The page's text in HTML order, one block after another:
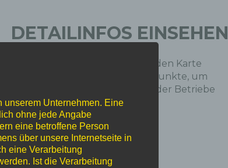
DETAILINFOS EINSEHEN
Klicken Sie in der untenstehenden Karte
Brandenburg) Berlin auf die P​unkte, um
Details bzw. die "Visitenkarten" der Betriebe
einzusehen.
unserem Unternehmen. Eine
ohne jede Angabe
eine betroffene Person
über unsere Internetseite in
eine Verarbeitung
Ist die Verarbeitung